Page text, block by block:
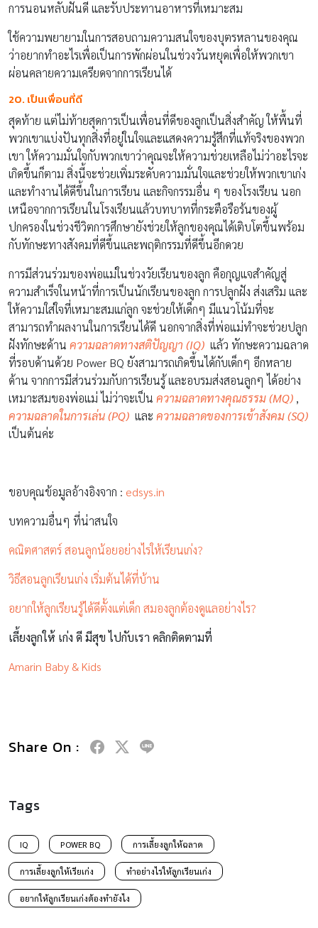
การนอนหลับฝันดี และรับประทานอาหารที่เหมาะสม
ใช้ความพยายามในการสอบถามความสนใจของบุตรหลานของคุณ
ว่าอยากทำอะไรเพื่อเป็นการพักผ่อนในช่วงวันหยุดเพื่อให้พวกเขา
ผ่อนคลายความเครียดจากการเรียนได้
20. เป็นเพื่อนที่ดี
สุดท้าย แต่ไม่ท้ายสุดการเป็นเพื่อนที่ดีของลูกเป็นสิ่งสำคัญ ให้พื้นที่
พวกเขาแบ่งปันทุกสิ่งที่อยู่ในใจและแสดงความรู้สึกที่แท้จริงของพวก
เขา ให้ความมั่นใจกับพวกเขาว่าคุณจะให้ความช่วยเหลือไม่ว่าอะไรจะ
เกิดขึ้นก็ตาม สิ่งนี้จะช่วยเพิ่มระดับความมั่นใจและช่วยให้พวกเขาเก่ง
และทำงานได้ดีขึ้นในการเรียน และกิจกรรมอื่น ๆ ของโรงเรียน นอก
เหนือจากการเรียนในโรงเรียนแล้วบทบาทที่กระตือรือร้นของผู้
ปกครองในช่วงชีวิตการศึกษายังช่วยให้ลูกของคุณได้เติบโตขึ้นพร้อม
กับทักษะทางสังคมที่ดีขึ้นและพฤติกรรมที่ดีขึ้นอีกดวย
การมีส่วนร่วมของพ่อแม่ในช่วงวัยเรียนของลูก คือกุญแจสำคัญสู่
ความสำเร็จในหน้าที่การเป็นนักเรียนของลูก การปลูกฝัง ส่งเสริม และ
ให้ความใส่ใจที่เหมาะสมแก่ลูก จะช่วยให้เด็กๆ มีแนวโน้มที่จะ
สามารถทำผลงานในการเรียนได้ดี นอกจากสิ่งที่พ่อแม่ทำจะช่วยปลูก
ฝังทักษะด้าน ความฉลาดทางสติปัญญา (IQ) แล้ว ทักษะความฉลาด
ที่รอบด้านด้วย Power BQ ยังสามารถเกิดขึ้นได้กับเด็กๆ อีกหลาย
ด้าน จากการมีส่วนร่วมกับการเรียนรู้ และอบรมส่งสอนลูกๆ ได้อย่าง
เหมาะสมของพ่อแม่ ไม่ว่าจะเป็น ความฉลาดทางคุณธรรม (MQ) ,
ความฉลาดในการเล่น (PQ) และ ความฉลาดของการเข้าสังคม (SQ)
เป็นต้นค่ะ
ขอบคุณข้อมูลอ้างอิงจาก : edsys.in
บทความอื่นๆ ที่น่าสนใจ
คณิตศาสตร์ สอนลูกน้อยอย่างไรให้เรียนเก่ง?
วิธีสอนลูกเรียนเก่ง เริ่มต้นได้ที่บ้าน
อยากให้ลูกเรียนรู้ได้ดีตั้งแต่เด็ก สมองลูกต้องดูแลอย่างไร?
เลี้ยงลูกให้ เก่ง ดี มีสุข ไปกับเรา คลิกติดตามที่
Amarin Baby & Kids
Share On :
Tags
IQ POWER BQ การเลี้ยงลูกให้ฉลาด
การเลี้ยงลูกให้เรียเก่ง ทำอย่างไรให้ลูกเรียนเก่ง
อยากให้ลูกเรียนเก่งต้องทำยังไง